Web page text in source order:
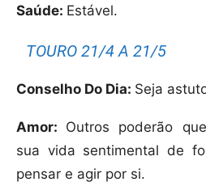
Saúde: Estável.
TOURO 21/4 A 21/5
Conselho Do Dia: Seja
Amor: Outros poderão
sua vida sentimental de
pensar e agir por si.